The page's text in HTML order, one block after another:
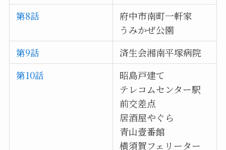
第8話
府中市南町一軒家
うみかぜ公園
第9話
済生会湘南平塚病院
第10話
昭島戸建て
テレコムセンター駅
前交差点
居酒屋やぐら
青山壹番館
横須賀フェリーター